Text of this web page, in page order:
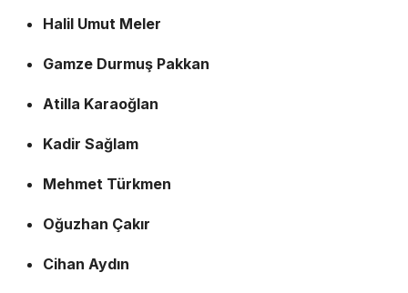
Halil Umut Meler
Gamze Durmuş Pakkan
Atilla Karaoğlan
Kadir Sağlam
Mehmet Türkmen
Oğuzhan Çakır
Cihan Aydın